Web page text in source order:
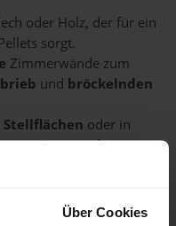
Über Cookies
oder Holz, der für ein
sorgt.
Zimmerwände zum
und bröckelnden
Stellflächen oder in
, was einengeringeren